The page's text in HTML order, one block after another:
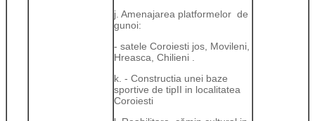
j. Amenajarea platformelor de
gunoi:
- satele Coroiesti jos, Movileni,
Hreasca, Chilieni .
k. - Constructia unei baze
sportive de tipII in localitatea
Coroiesti